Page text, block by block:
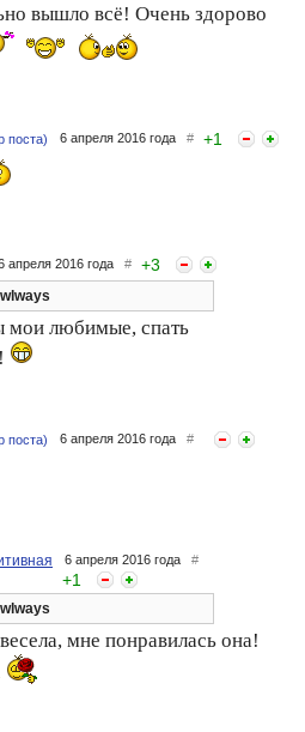
вышло всё! Очень здорово
поста) 6 апреля 2016 года # +1
апреля 2016 года # +3
мои любимые, спать
поста) 6 апреля 2016 года #
6 апреля 2016 года #
+1
мне понравилась она!